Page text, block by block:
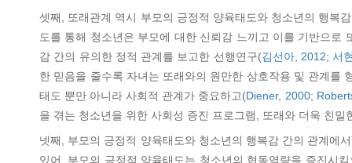
셋째, 또래관계 역시 부모의 긍정적 양육태도와 청소년의 행복
도를 통해 청소년은 부모에 대한 신뢰감 느끼고 이를 기반으로
감 간의 유의한 정적 관계를 보고한 선행연구(김선아, 2012;서
한 믿음을 줄수록 자녀는 또래와의 원만한 상호작용 및 관계를
태도 뿐만 아니라 사회적 관계가 중요하고(Diener, 2000;
을 겪는 청소년을 위한 사회성 증진 프로그램, 또래와 더욱 친
넷째, 부모의 긍정적 양육태도와 청소년의 행복감 간의 관계에
있어, 부모의 긍정적 양육태도는 청소년의 협동역량을 증진시